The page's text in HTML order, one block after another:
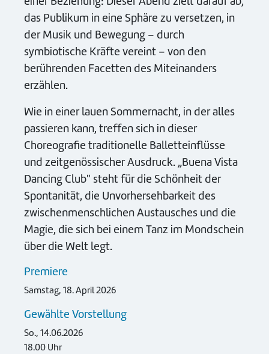
das Publikum in eine Sphäre zu versetzen, in
der Musik und Bewegung – durch
symbiotische Kräfte vereint – von den
berührenden Facetten des Miteinanders
erzählen.
Wie in einer lauen Sommernacht, in der alles
passieren kann, treffen sich in dieser
Choreografie traditionelle Balletteinflüsse
und zeitgenössischer Ausdruck. „Buena Vista
Dancing Club" steht für die Schönheit der
Spontanität, die Unvorhersehbarkeit des
zwischenmenschlichen Austausches und die
Magie, die sich bei einem Tanz im Mondschein
über die Welt legt.
Premiere
Samstag, 18. April 2026
Gewählte Vorstellung
So., 14.06.2026
18.00 Uhr